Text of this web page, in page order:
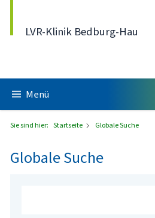
LVR-Klinik Bedburg-Hau
Menü
Sie sind hier: Startseite Globale Suche
Globale Suche